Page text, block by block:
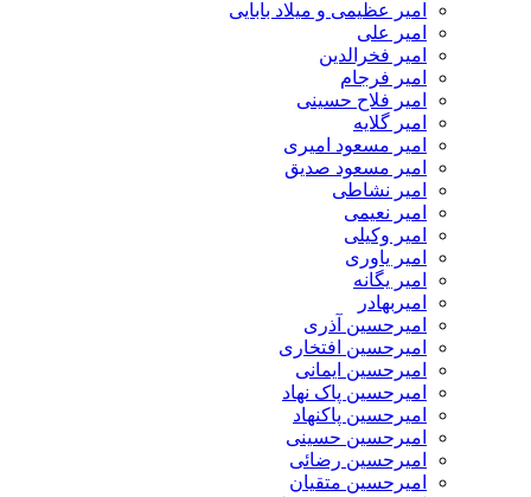
امیر عظیمی و میلاد بابایی
امیر علی
امیر فخرالدین
امیر فرجام
امیر فلاح حسینی
امیر گلایه
امیر مسعود امیری
امیر مسعود صدیق
امیر نشاطی
امیر نعیمی
امیر وکیلی
امیر یاوری
امیر یگانه
امیربهادر
امیرحسین آذری
امیرحسین افتخاری
امیرحسین ایمانی
امیرحسین پاک نهاد
امیرحسین پاکنهاد
امیرحسین حسینی
امیرحسین رضائی
امیرحسین متقیان